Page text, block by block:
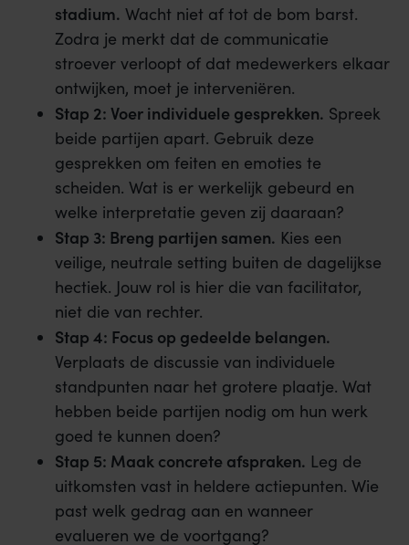
stadium. Wacht niet af tot de bom barst.
Zodra je merkt dat de communicatie
stroever verloopt of dat medewerkers elkaar
ontwijken, moet je interveniëren.
Stap 2: Voer individuele gesprekken. Spreek
beide partijen apart. Gebruik deze
gesprekken om feiten en emoties te
scheiden. Wat is er werkelijk gebeurd en
welke interpretatie geven zij daaraan?
Stap 3: Breng partijen samen. Kies een
veilige, neutrale setting buiten de dagelijkse
hectiek. Jouw rol is hier die van facilitator,
niet die van rechter.
Stap 4: Focus op gedeelde belangen.
Verplaats de discussie van individuele
standpunten naar het grotere plaatje. Wat
hebben beide partijen nodig om hun werk
goed te kunnen doen?
Stap 5: Maak concrete afspraken. Leg de
uitkomsten vast in heldere actiepunten. Wie
past welk gedrag aan en wanneer
evalueren we de voortgang?